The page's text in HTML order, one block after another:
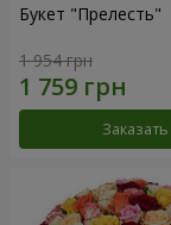
Букет "Прелесть"
1 954 грн
Заказать